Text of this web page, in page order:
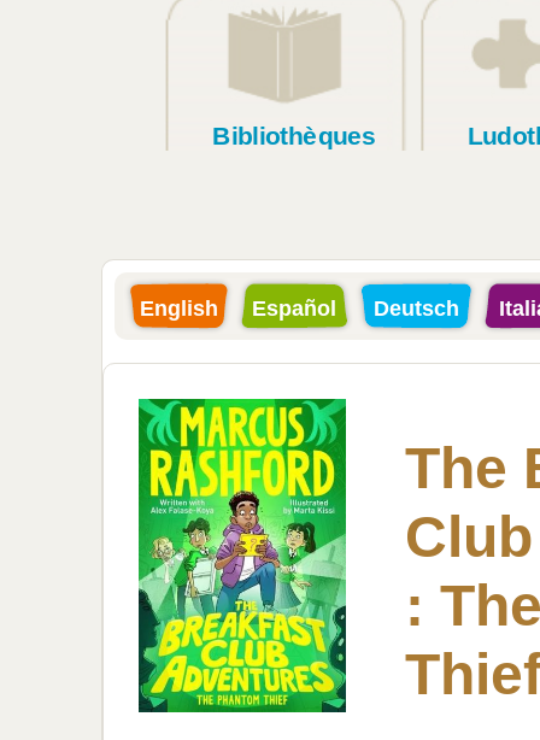
Bibliothèques
English Español Deutsch
The
: